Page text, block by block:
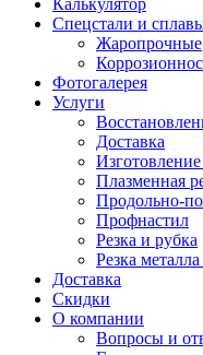
Калькулятор
Спецстали и
Жаропрочные
Фотогалерея
Услуги
Доставка
Плазменная
Продольно-
Профнастил
Резка и рубка
Резка
Доставка
Скидки
О компании
Вопросы и